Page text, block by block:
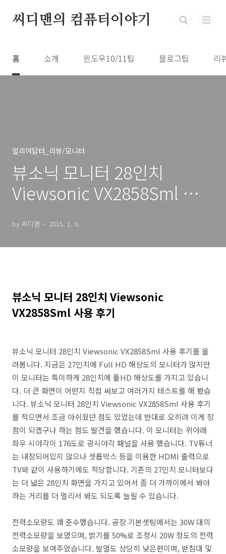
씨디맨의 컴퓨터이야기
홈 소개 윈도우10/11팁 블로그팁 리
얼리어답터_리뷰/모니터
뷰소닉 모니터 28인치
Viewsonic VX2858Sml 사용
by 씨디맨 2015. 1. 6.
뷰소닉 모니터 28인치 Viewsonic
VX2858Sml 사용 후기
뷰소닉 모니터 28인치 Viewsonic VX2858Sml 사용 후기를 올
려봅니다. 지금은 27인치에 Full HD 해상도의 모니터가 많지만
이 모니터는 특이하게 28인치에 풀HD 해상도를 가지고 있습니
다. 더 큰 화면이 어떤지 직접 써보고 여러가지 테스트를 해 봤습
니다. 뷰소닉 모니터 28인치 Viewsonic VX2858Sml 사용 후기
를 적으면서 조금 아쉬웠던 점도 있었는데 반대로 오히려 이게 장
점이 되겠구나 하는 점도 발견을 했습니다. 이 모니터는 위아래
좌우 시야각이 176도로 광시야각 패널을 사용 했습니다. TV튜너
는 내장되어있지 않으나 셋톱박스 등을 이용한 HDMI 출력으로
TV와 같이 사용하기에도 적당합니다. 기존의 27인치 모니터보다
는 더 넓은 28인치 화면을 가지고 있어서 좀 더 가까이에서 봐야
하는 거리를 더 멀리서 봐도 되도록 늘릴 수 있습니다.
전력소모량도 꽤 준수했습니다. 공장 기본셋팅에서는 30W 대의
전력소모량을 보였으며, 밝기를 50%로 조정시 20W 정도의 전력
소모량을 보여주었습니다. 발열도 상당히 낮은편이며, 받침대 및